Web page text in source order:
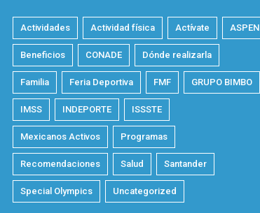
Actividades Actividad física Actívate ASPEN
Beneficios CONADE Dónde realizarla
Familia Feria Deportiva FMF GRUPO BIMBO
IMSS INDEPORTE ISSSTE
Mexicanos Activos Programas
Recomendaciones Salud Santander
Special Olympics Uncategorized